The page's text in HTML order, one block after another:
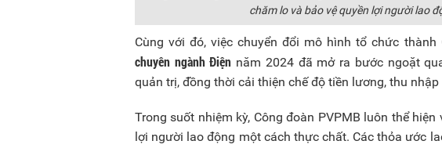
chăm lo và bảo vệ quyền lợi người lao
Cùng với đó, việc chuyển đổi mô hình tổ chức thành
chuyên ngành Điện năm 2024 đã mở ra bước ngoặt
quản trị, đồng thời cải thiện chế độ tiền lương, thu
Trong suốt nhiệm kỳ, Công đoàn PVPMB luôn thể
lợi người lao động một cách thực chất. Các thỏa ước